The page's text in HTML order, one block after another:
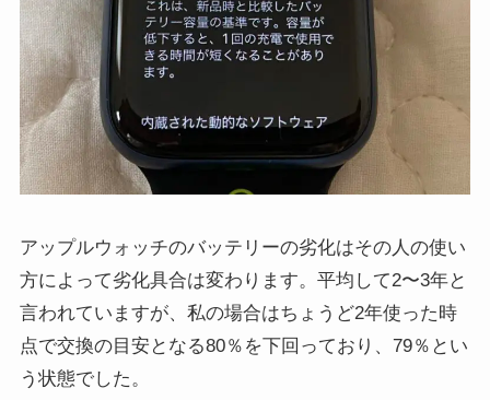
アップルウォッチのバッテリーの劣化はその人の使い
方によって劣化具合は変わります。平均して2〜3年と
言われていますが、私の場合はちょうど2年使った時
点で交換の目安となる80％を下回っており、79％とい
う状態でした。